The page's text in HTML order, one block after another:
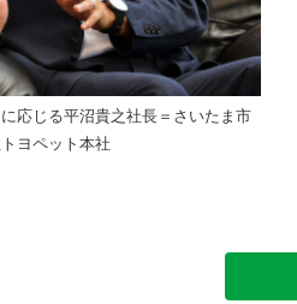
応じる平沼貴之社長＝さいたま市
ヨペット本社